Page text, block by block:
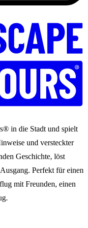
in die Stadt und spielt
und versteckter
Geschichte, löst
Perfekt für einen
mit Freunden, einen